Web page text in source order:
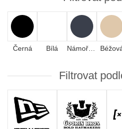
Černá Bílá
Filtrovat